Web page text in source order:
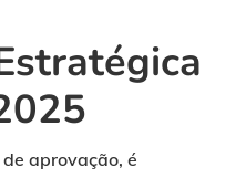
aprovação, é